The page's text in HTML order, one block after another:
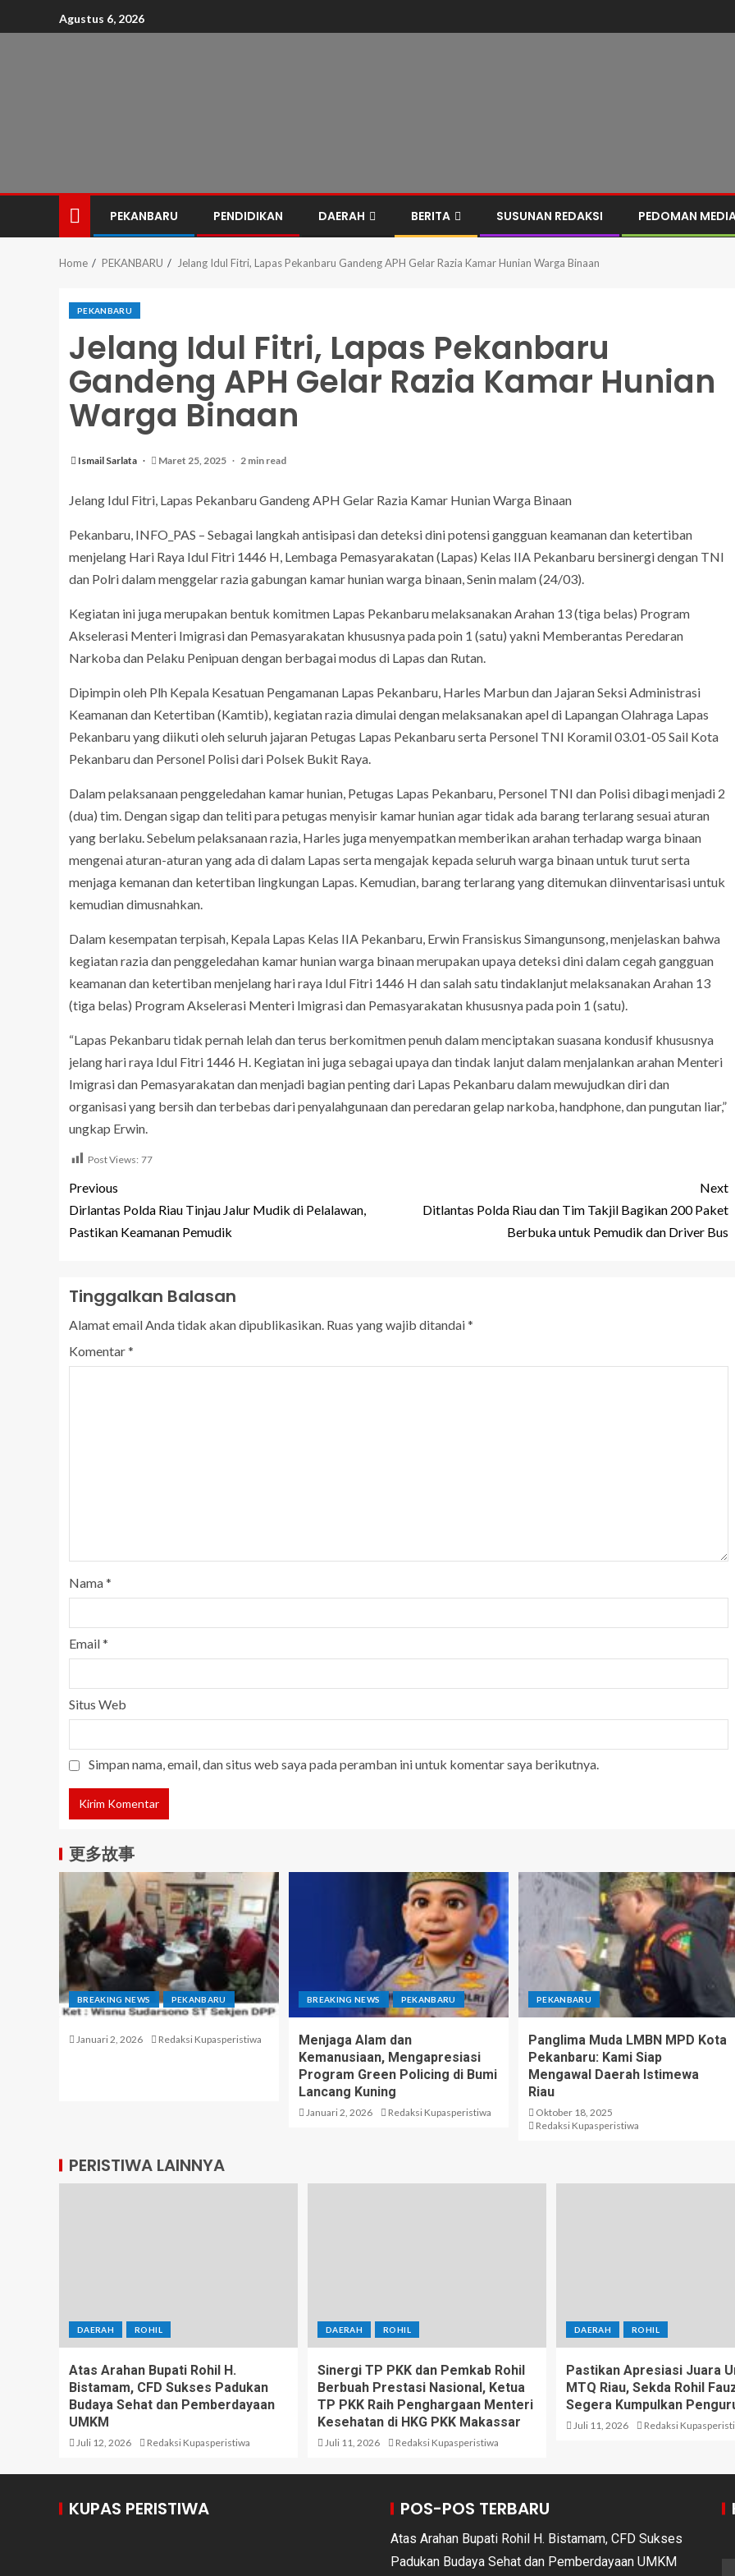
Agustus 6, 2026
PEKANBARU PENDIDIKAN DAERAH BERITA SUSUNAN REDAKSI PEDOMAN
Home PEKANBARU Jelang Idul Fitri, Lapas Pekanbaru Gandeng APH Gelar Razia Kamar Hunian Warga Binaan
PEKANBARU
Jelang Idul Fitri, Lapas Pekanbaru
Gandeng APH Gelar Razia Kamar Hunian
Warga Binaan
Ismail Sarlata Maret 25, 2025 2 min read
Jelang Idul Fitri, Lapas Pekanbaru Gandeng APH Gelar Razia Kamar Hunian Warga Binaan
Pekanbaru, INFO_PAS – Sebagai langkah antisipasi dan deteksi dini potensi gangguan keamanan dan ketertiban
menjelang Hari Raya Idul Fitri 1446 H, Lembaga Pemasyarakatan (Lapas) Kelas IIA Pekanbaru bersinergi dengan TNI
dan Polri dalam menggelar razia gabungan kamar hunian warga binaan, Senin malam (24/03).
Kegiatan ini juga merupakan bentuk komitmen Lapas Pekanbaru melaksanakan Arahan 13 (tiga belas) Program
Akselerasi Menteri Imigrasi dan Pemasyarakatan khususnya pada poin 1 (satu) yakni Memberantas Peredaran
Narkoba dan Pelaku Penipuan dengan berbagai modus di Lapas dan Rutan.
Dipimpin oleh Plh Kepala Kesatuan Pengamanan Lapas Pekanbaru, Harles Marbun dan Jajaran Seksi Administrasi
Keamanan dan Ketertiban (Kamtib), kegiatan razia dimulai dengan melaksanakan apel di Lapangan Olahraga Lapas
Pekanbaru yang diikuti oleh seluruh jajaran Petugas Lapas Pekanbaru serta Personel TNI Koramil 03.01-05 Sail Kota
Pekanbaru dan Personel Polisi dari Polsek Bukit Raya.
Dalam pelaksanaan penggeledahan kamar hunian, Petugas Lapas Pekanbaru, Personel TNI dan Polisi dibagi menjadi 2
(dua) tim. Dengan sigap dan teliti para petugas menyisir kamar hunian agar tidak ada barang terlarang sesuai aturan
yang berlaku. Sebelum pelaksanaan razia, Harles juga menyempatkan memberikan arahan terhadap warga binaan
mengenai aturan-aturan yang ada di dalam Lapas serta mengajak kepada seluruh warga binaan untuk turut serta
menjaga kemanan dan ketertiban lingkungan Lapas. Kemudian, barang terlarang yang ditemukan diinventarisasi untuk
kemudian dimusnahkan.
Dalam kesempatan terpisah, Kepala Lapas Kelas IIA Pekanbaru, Erwin Fransiskus Simangunsong, menjelaskan bahwa
kegiatan razia dan penggeledahan kamar hunian warga binaan merupakan upaya deteksi dini dalam cegah gangguan
keamanan dan ketertiban menjelang hari raya Idul Fitri 1446 H dan salah satu tindaklanjut melaksanakan Arahan 13
(tiga belas) Program Akselerasi Menteri Imigrasi dan Pemasyarakatan khususnya pada poin 1 (satu).
“Lapas Pekanbaru tidak pernah lelah dan terus berkomitmen penuh dalam menciptakan suasana kondusif khususnya
jelang hari raya Idul Fitri 1446 H. Kegiatan ini juga sebagai upaya dan tindak lanjut dalam menjalankan arahan Menteri
Imigrasi dan Pemasyarakatan dan menjadi bagian penting dari Lapas Pekanbaru dalam mewujudkan diri dan
organisasi yang bersih dan terbebas dari penyalahgunaan dan peredaran gelap narkoba, handphone, dan pungutan liar,”
ungkap Erwin.
Post Views: 77
Previous
Dirlantas Polda Riau Tinjau Jalur Mudik di Pelalawan,
Pastikan Keamanan Pemudik
Next
Ditlantas Polda Riau dan Tim Takjil Bagikan 200 Paket
Berbuka untuk Pemudik dan Driver Bus
Tinggalkan Balasan
Alamat email Anda tidak akan dipublikasikan. Ruas yang wajib ditandai*
Komentar*
Nama*
Email*
Situs Web
Simpan nama, email, dan situs web saya pada peramban ini untuk komentar saya berikutnya.
更多故事
BREAKING NEWS PEKANBARU
Januari 2, 2026 Redaksi Kupasperistiwa
BREAKING NEWS PEKANBARU
Menjaga Alam dan
Kemanusiaan, Mengapresiasi
Program Green Policing di Bumi
Lancang Kuning
Januari 2, 2026 Redaksi Kupasperistiwa
PEKANBARU
Panglima Muda LMBN MPD Kota
Pekanbaru: Kami Siap
Mengawal Daerah Istimewa
Riau
Oktober 18, 2025
Redaksi Kupasperistiwa
PERISTIWA LAINNYA
DAERAH ROHIL
Atas Arahan Bupati Rohil H.
Bistamam, CFD Sukses Padukan
Budaya Sehat dan Pemberdayaan
UMKM
Juli 12, 2026 Redaksi Kupasperistiwa
DAERAH ROHIL
Sinergi TP PKK dan Pemkab Rohil
Berbuah Prestasi Nasional, Ketua
TP PKK Raih Penghargaan Menteri
Kesehatan di HKG PKK Makassar
Juli 11, 2026 Redaksi Kupasperistiwa
DAERAH ROHIL
Pastikan Apresiasi Juara
MTQ Riau, Sekda Rohil
Segera Kumpulkan
Juli 11, 2026 Redaksi
KUPAS PERISTIWA POS-POS TERBARU
Atas Arahan Bupati Rohil H. Bistamam, CFD Sukses
Padukan Budaya Sehat dan Pemberdayaan UMKM